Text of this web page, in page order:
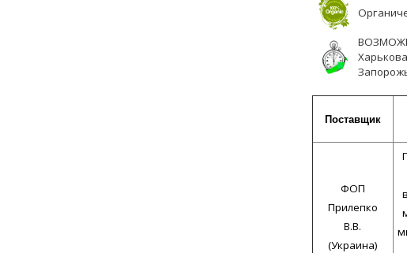
Поставщик
ФОП
Прилепко
В.В.
(Украина)